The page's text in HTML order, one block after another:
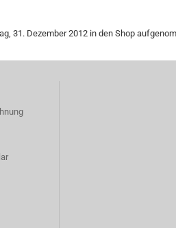
31. Dezember 2012 in den Shop